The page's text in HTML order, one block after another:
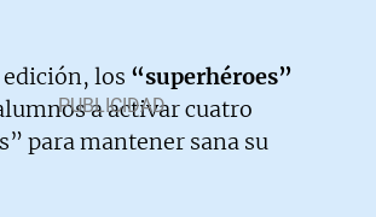
edición, los “superhéroes”
a activar cuatro
para mantener sana su